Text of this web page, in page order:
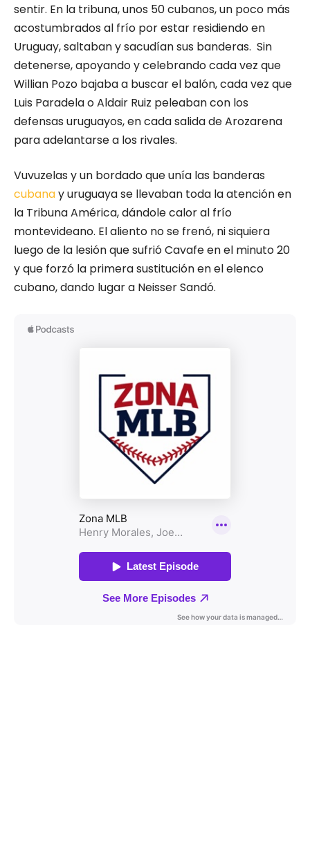
sentir. En la tribuna, unos 50 cubanos, un poco más
acostumbrados al frío por estar residiendo en
Uruguay, saltaban y sacudían sus banderas. Sin
detenerse, apoyando y celebrando cada vez que
Willian Pozo bajaba a buscar el balón, cada vez que
Luis Paradela o Aldair Ruiz peleaban con los
defensas uruguayos, en cada salida de Arozarena
para adelantarse a los rivales.
Vuvuzelas y un bordado que unía las banderas
cubanay uruguaya se llevaban toda la atención en
la Tribuna América, dándole calor al frío
montevideano. El aliento no se frenó, ni siquiera
luego de la lesión que sufrió Cavafe en el minuto 20
y que forzó la primera sustitución en el elenco
cubano, dando lugar a Neisser Sandó.